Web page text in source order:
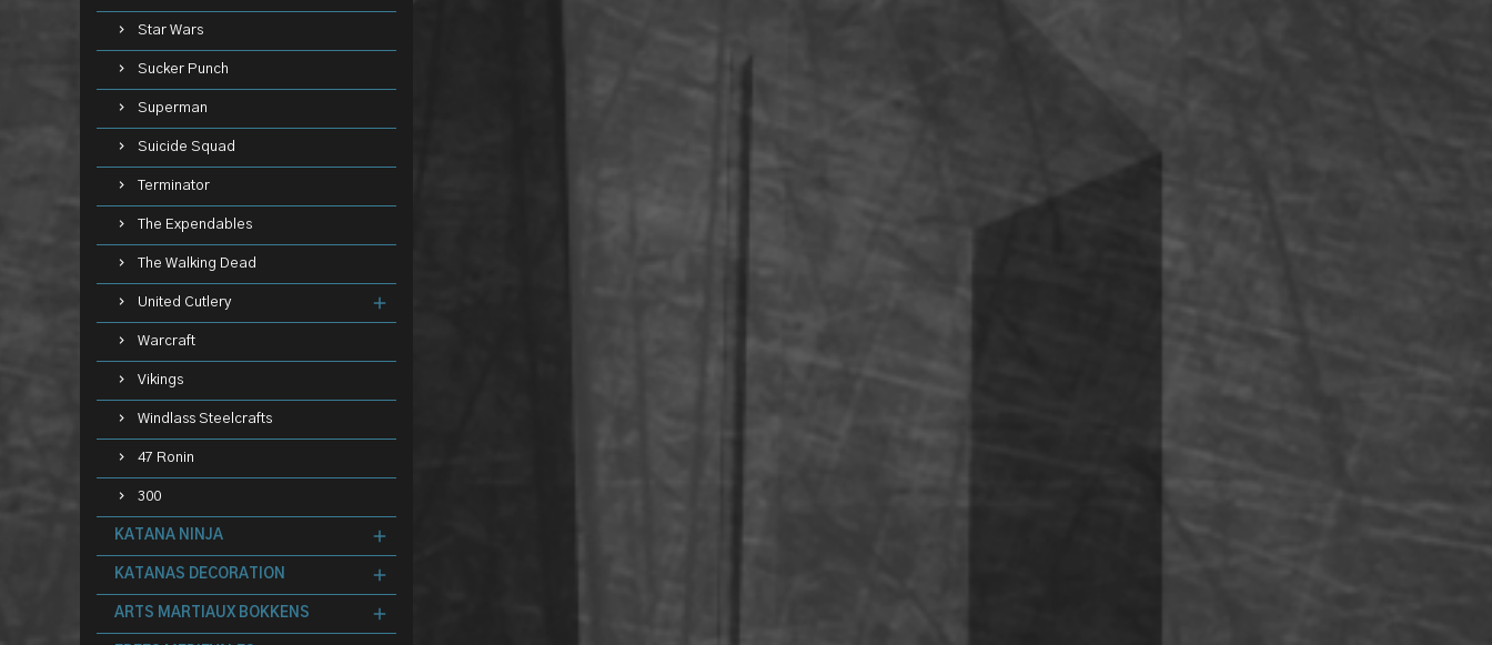
Star Wars
Sucker Punch
Superman
Suicide Squad
Terminator
The Expendables
The Walking Dead
United Cutlery
Warcraft
Vikings
Windlass Steelcrafts
47 Ronin
300
KATANA NINJA
KATANAS DECORATION
ARTS MARTIAUX BOKKENS